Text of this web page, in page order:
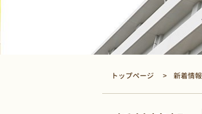
トップページ 新着情報